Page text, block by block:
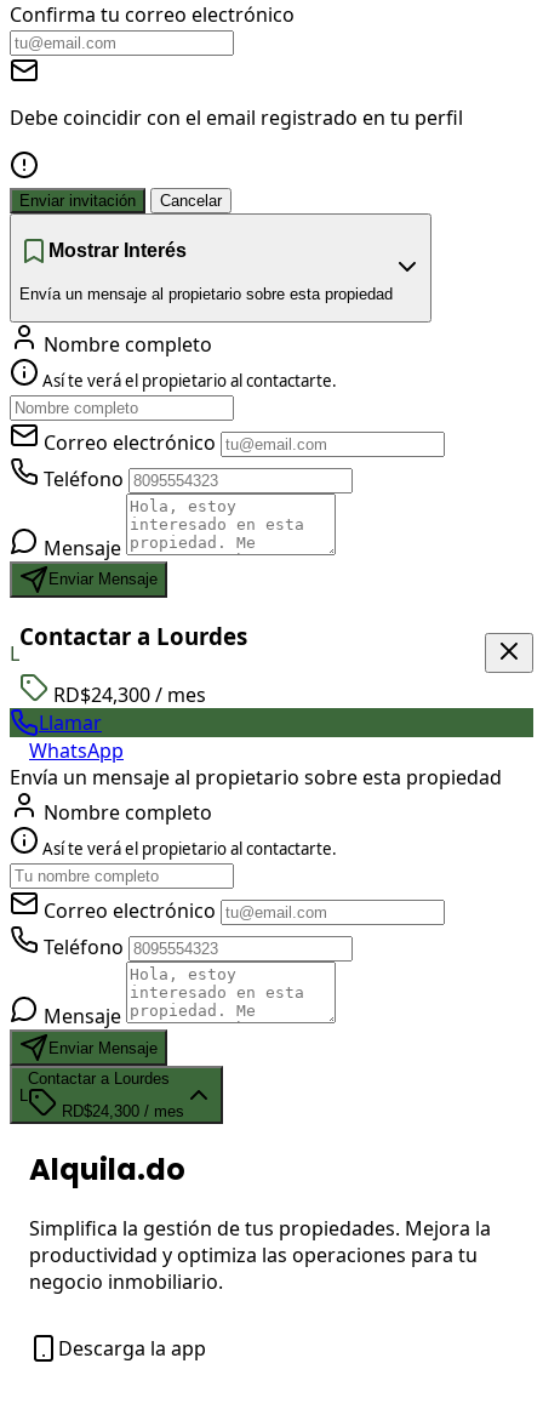
Confirma tu correo electrónico
Debe coincidir con el email registrado en tu perfil
Enviar invitación Cancelar
Mostrar Interés
Envía un mensaje al propietario sobre esta propiedad
Nombre completo
Así te verá el propietario al contactarte.
Correo electrónico
Teléfono
Mensaje
Enviar Mensaje
L
Contactar a Lourdes
RD$24,300/ mes
Llamar
WhatsApp
Envía un mensaje al propietario sobre esta propiedad
Nombre completo
Así te verá el propietario al contactarte.
Correo electrónico
Teléfono
Mensaje
Enviar Mensaje
Contactar a Lourdes
RD$24,300 / mes
Alquila.do
Simplifica la gestión de tus propiedades. Mejora la
productividad y optimiza las operaciones para tu
negocio inmobiliario.
Descarga la app